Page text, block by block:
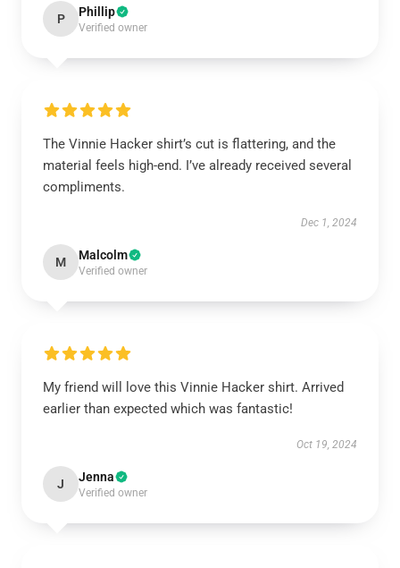
P Phillip
Verified owner
The Vinnie Hacker shirt’s cut is flattering, and the
material feels high-end. I’ve already received several
compliments.
Dec 1, 2024
M Malcolm
Verified owner
My friend will love this Vinnie Hacker shirt. Arrived
earlier than expected which was fantastic!
Oct 19, 2024
J Jenna
Verified owner